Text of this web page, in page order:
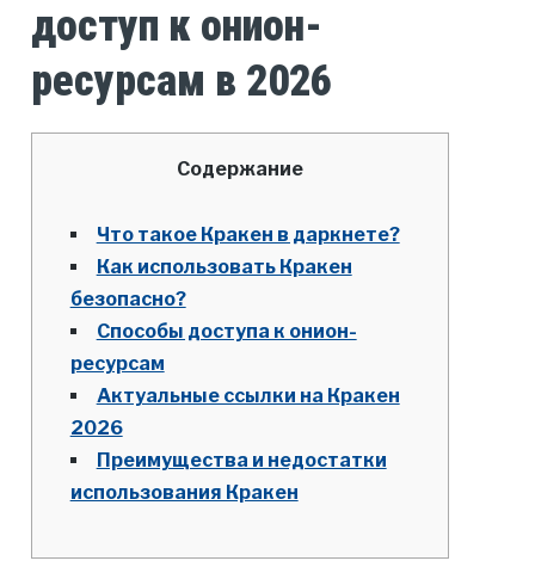
доступ к онион-
ресурсам в 2026
Содержание
Что такое Кракен в даркнете?
Как использовать Кракен
безопасно?
Способы доступа к онион-
ресурсам
Актуальные ссылки на Кракен
2026
Преимущества и недостатки
использования Кракен